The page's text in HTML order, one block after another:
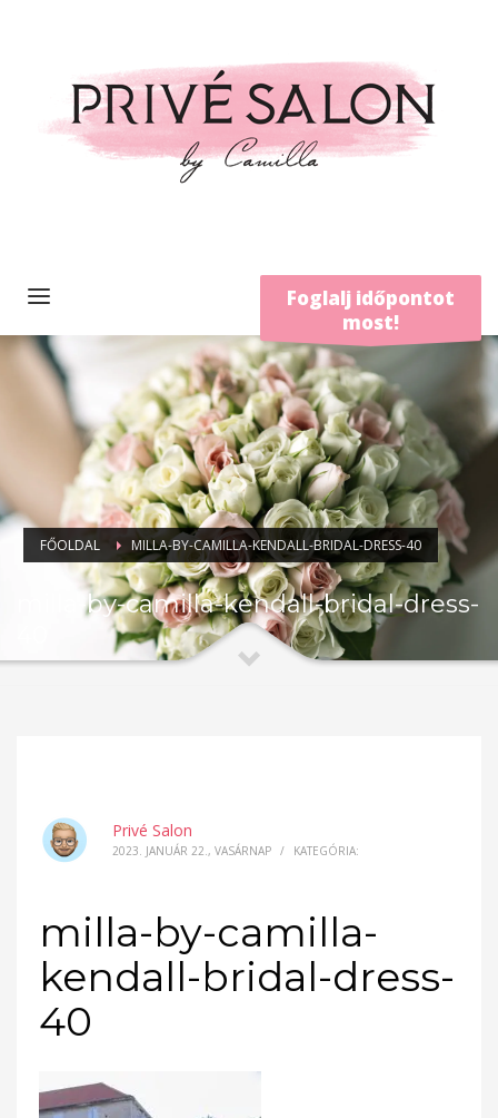
Foglalj időpontot
most!
FŐOLDAL MILLA-BY-CAMILLA-KENDALL-BRIDAL-DRESS-40
milla-by-camilla-kendall-bridal-dress-
Privé Salon
2023. JANUÁR 22., VASÁRNAP / KATEGÓRIA:
milla-by-camilla-
kendall-bridal-dress-
40